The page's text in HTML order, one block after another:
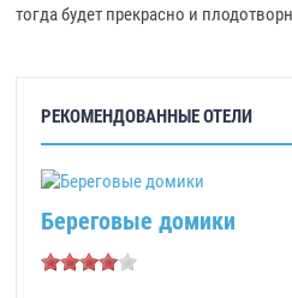
тогда будет прекрасно и
РЕКОМЕНДОВАННЫЕ ОТЕЛИ
Береговые домики